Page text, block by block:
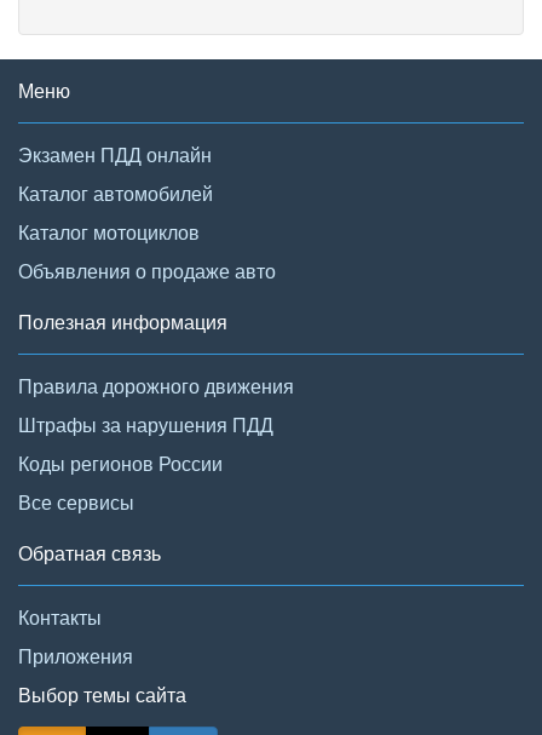
Меню
Экзамен ПДД онлайн
Каталог автомобилей
Каталог мотоциклов
Объявления о продаже авто
Полезная информация
Правила дорожного движения
Штрафы за нарушения ПДД
Коды регионов России
Все сервисы
Обратная связь
Контакты
Приложения
Выбор темы сайта